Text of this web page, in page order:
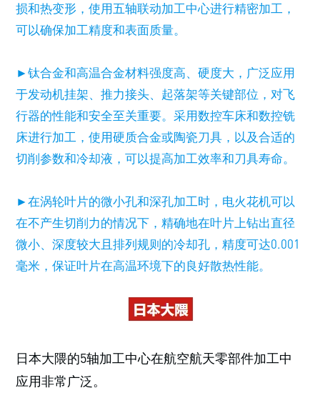
损和热变形，使用五轴联动加工中心进行精密加工，
可以确保加工精度和表面质量。
►钛合金和高温合金材料强度高、硬度大，广泛应用
于发动机挂架、推力接头、起落架等关键部位，对飞
行器的性能和安全至关重要。采用数控车床和数控铣
床进行加工，使用硬质合金或陶瓷刀具，以及合适的
切削参数和冷却液，可以提高加工效率和刀具寿命。
►在涡轮叶片的微小孔和深孔加工时，电火花机可以
在不产生切削力的情况下，精确地在叶片上钻出直径
微小、深度较大且排列规则的冷却孔，精度可达0.001
毫米，保证叶片在高温环境下的良好散热性能。
日本大隈的5轴加工中心在航空航天零部件加工中
应用非常广泛。